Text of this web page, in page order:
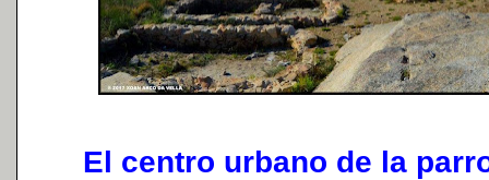
El centro urbano de la